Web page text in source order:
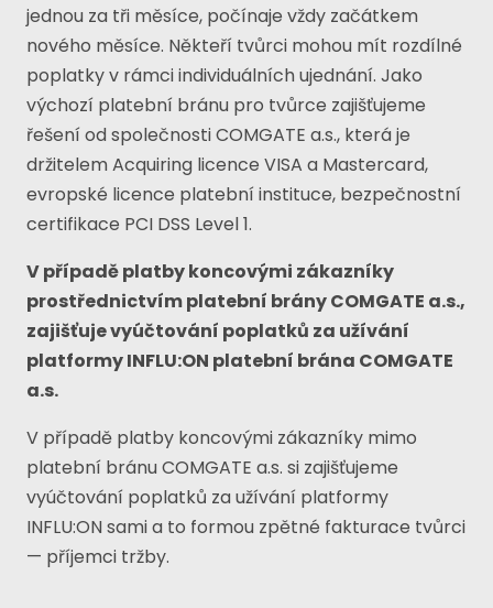
jednou za tři měsíce, počínaje vždy začátkem
nového měsíce. Někteří tvůrci mohou mít rozdílné
poplatky v rámci individuálních ujednání. Jako
výchozí platební bránu pro tvůrce zajišťujeme
řešení od společnosti COMGATE a.s., která je
držitelem Acquiring licence VISA a Mastercard,
evropské licence platební instituce, bezpečnostní
certifikace PCI DSS Level 1.
V případě platby koncovými zákazníky
prostřednictvím platební brány COMGATE a.s.,
zajišťuje vyúčtování poplatků za užívání
platformy INFLU:ON platební brána COMGATE
a.s.
V případě platby koncovými zákazníky mimo
platební bránu COMGATE a.s. si zajišťujeme
vyúčtování poplatků za užívání platformy
INFLU:ON sami a to formou zpětné fakturace tvůrci
— příjemci tržby.